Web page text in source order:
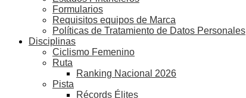
Formularios
Requisitos equipos de Marca
Políticas de Tratamiento de Datos Personales
Disciplinas
Ciclismo Femenino
Ruta
Ranking Nacional 2026
Pista
Récords Élites